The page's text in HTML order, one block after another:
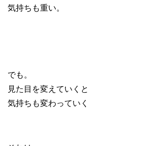
気持ちも重い。
でも。
見た目を変えていくと
気持ちも変わっていく